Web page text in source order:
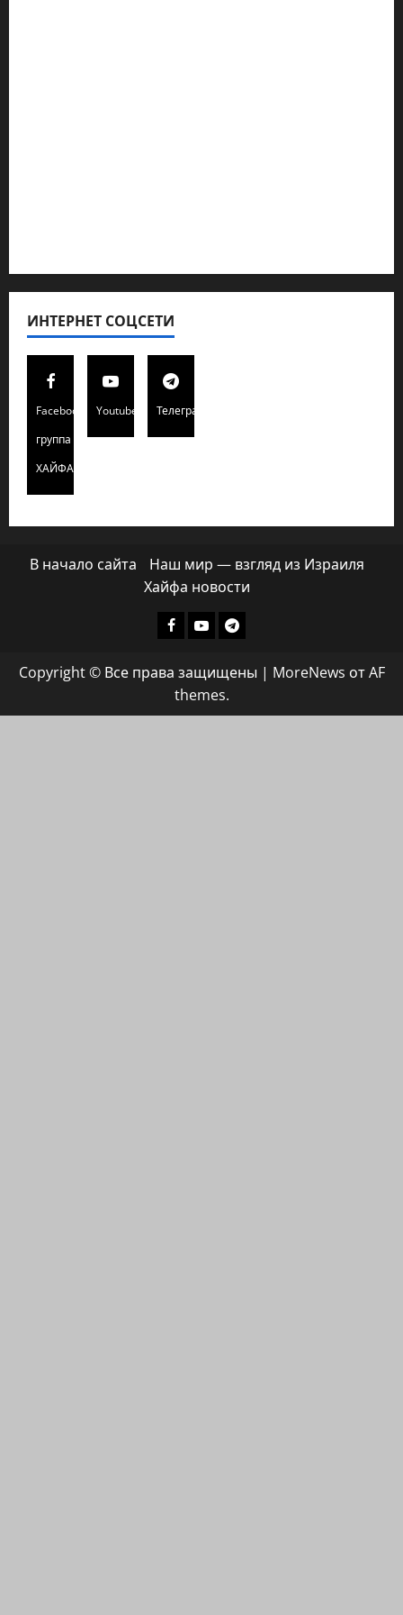
ИНТЕРНЕТ СОЦСЕТИ
Facebook
группа
ХАЙФАИНФО
Youtube Телеграмм
В начало сайта
Наш мир — взгляд из Израиля
Хайфа новости
Facebook
ХАЙФАИНФО
YoutubeТелеграмм
Copyright © Все права защищены | MoreNews от AF
themes.